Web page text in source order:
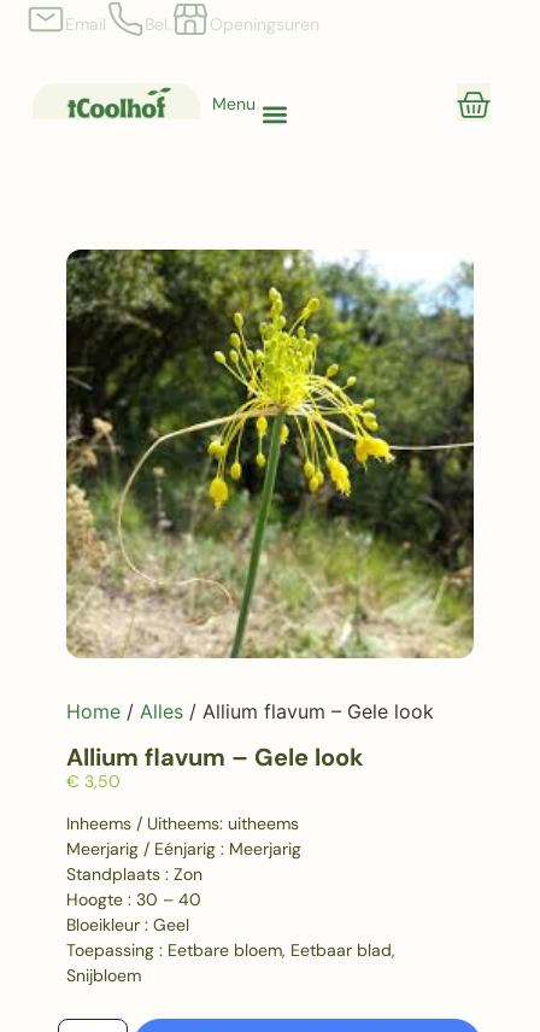
Email Bel. Openingsuren
Menu
Home/ Alles/ Allium flavum – Gele look
Allium flavum – Gele look
€ 3,50
Inheems / Uitheems: uitheems
Meerjarig / Eénjarig : Meerjarig
Standplaats : Zon
Hoogte : 30 – 40
Bloeikleur : Geel
Toepassing : Eetbare bloem, Eetbaar blad,
Snijbloem